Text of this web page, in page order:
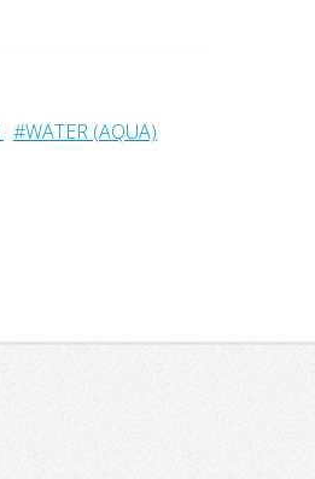
#WATER (AQUA)